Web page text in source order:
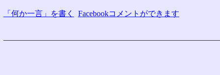
「何か一言」を書く Facebookコメントができます